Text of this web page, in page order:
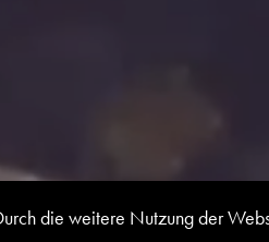
die weitere Nutzung der